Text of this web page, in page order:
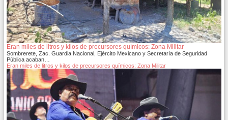
Eran miles de litros y kilos de precursores químicos: Zona Militar
Sombrerete, Zac. Guardia Nacional, Ejército Mexicano y Secretaría de Seguridad
Pública acaban…
Eran miles de litros y kilos de precursores químicos: Zona Militar